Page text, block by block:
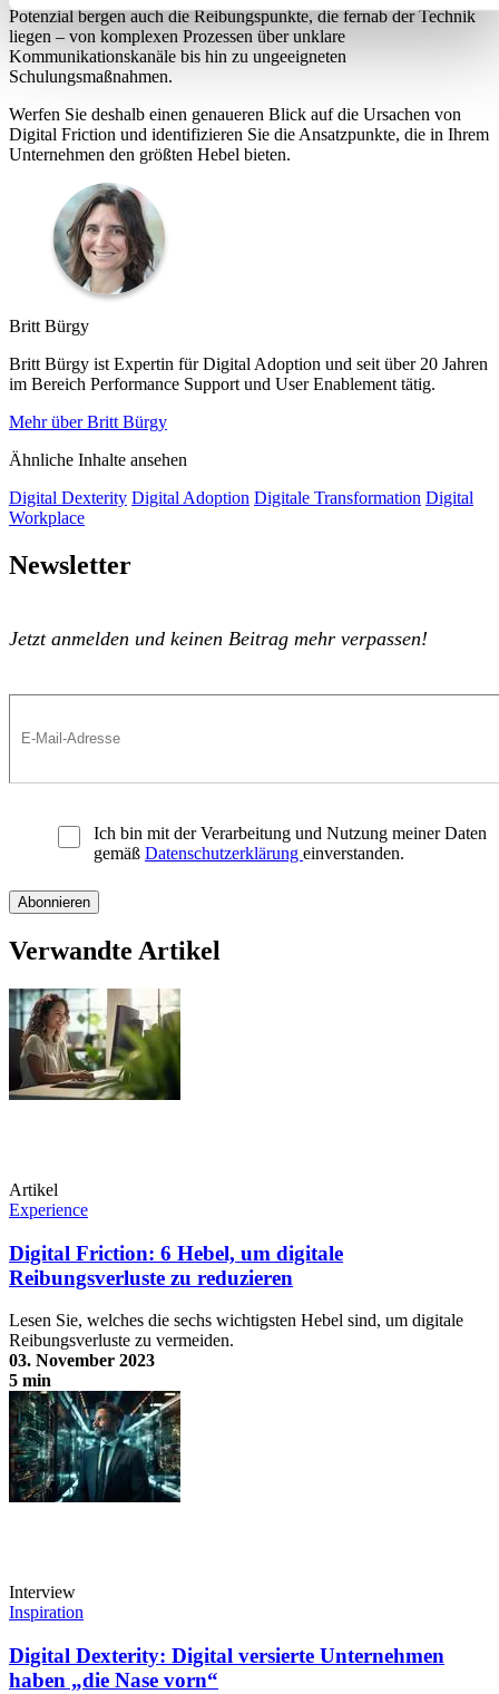
Potenzial bergen auch die Reibungspunkte, die fernab der Technik
liegen – von komplexen Prozessen über unklare
Kommunikationskanäle bis hin zu ungeeigneten
Schulungsmaßnahmen.
Werfen Sie deshalb einen genaueren Blick auf die Ursachen von
Digital Friction und identifizieren Sie die Ansatzpunkte, die in Ihrem
Unternehmen den größten Hebel bieten.
Britt Bürgy
Britt Bürgy ist Expertin für Digital Adoption und seit über 20 Jahren
im Bereich Performance Support und User Enablement tätig.
Mehr über Britt Bürgy
Ähnliche Inhalte ansehen
Digital Dexterity Digital Adoption Digitale Transformation Digital
Workplace
Newsletter
Jetzt anmelden und keinen Beitrag mehr verpassen!
Ich bin mit der Verarbeitung und Nutzung meiner Daten
gemäß Datenschutzerklärung einverstanden.
Verwandte Artikel
Artikel
Experience
Digital Friction: 6 Hebel, um digitale
Reibungsverluste zu reduzieren
Lesen Sie, welches die sechs wichtigsten Hebel sind, um digitale
Reibungsverluste zu vermeiden.
03. November 2023
5 min
Digital Friction: 6 Hebel, um digitale Reibungsverluste zu reduzieren
Interview
Inspiration
Digital Dexterity: Digital versierte Unternehmen
haben „die Nase vorn“